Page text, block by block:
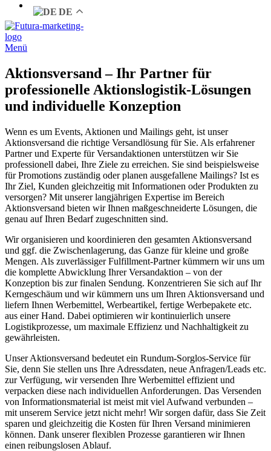
DE
Menü
Aktionsversand – Ihr Partner für
professionelle Aktionslogistik-Lösungen
und individuelle Konzeption
Wenn es um Events, Aktionen und Mailings geht, ist unser
Aktionsversand die richtige Versandlösung für Sie. Als erfahrener
Partner und Experte für Versandaktionen unterstützen wir Sie
professionell dabei, Ihre Ziele zu erreichen. Sie sind beispielsweise
für Promotions zuständig oder planen ausgefallene Mailings? Ist es
Ihr Ziel, Kunden gleichzeitig mit Informationen oder Produkten zu
versorgen? Mit unserer langjährigen Expertise im Bereich
Aktionsversand bieten wir Ihnen maßgeschneiderte Lösungen, die
genau auf Ihren Bedarf zugeschnitten sind.
Wir organisieren und koordinieren den gesamten Aktionsversand
und ggf. die Zwischenlagerung, das Ganze für kleine und große
Mengen. Als zuverlässiger Fulfillment-Partner kümmern wir uns um
die komplette Abwicklung Ihrer Versandaktion – von der
Konzeption bis zur finalen Sendung. Konzentrieren Sie sich auf Ihr
Kerngeschäum und wir kümmern uns um Ihren Aktionsversand und
liefern Ihnen Werbemittel, Werbeartikel, fertige Werbepakete etc.
aus einer Hand. Dabei optimieren wir kontinuierlich unsere
Logistikprozesse, um maximale Effizienz und Nachhaltigkeit zu
gewährleisten.
Unser Aktionsversand bedeutet ein Rundum-Sorglos-Service für
Sie, denn Sie stellen uns Ihre Adressdaten, neue Anfragen/Leads etc.
zur Verfügung, wir versenden Ihre Werbemittel effizient und
verpacken diese nach individuellen Anforderungen. Das Versenden
von Informationsmaterial ist meist mit viel Aufwand verbunden –
mit unserem Service jetzt nicht mehr! Wir sorgen dafür, dass Sie Zeit
sparen und gleichzeitig die Kosten für Ihren Versand minimieren
können. Dank unserer flexiblen Prozesse garantieren wir Ihnen
einen reibungslosen Ablauf.